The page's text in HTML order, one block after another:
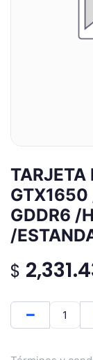
TARJETA
GTX1650
GDDR6 /
/
$